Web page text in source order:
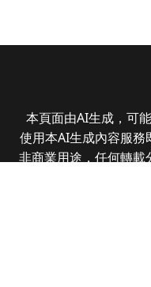
本頁面由AI生成，可
使用本AI生成內容服
非商業用途，任何轉